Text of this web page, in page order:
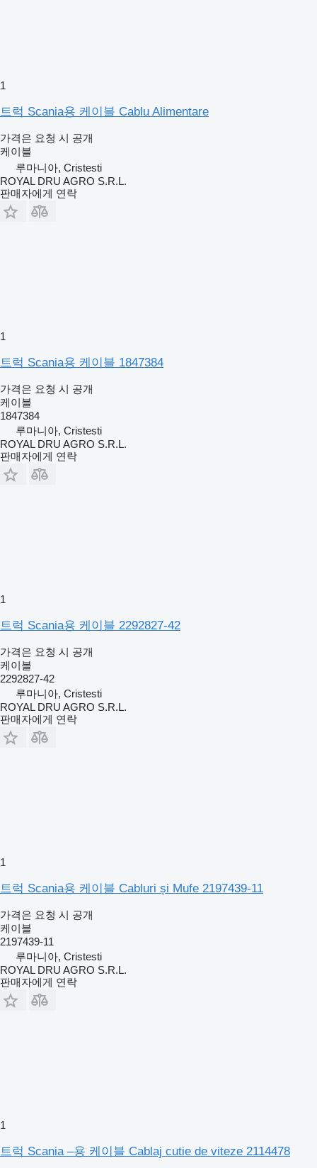
1
트럭 Scania용 케이블 Cablu Alimentare
가격은 요청 시 공개
케이블
루마니아, Cristesti
ROYAL DRU AGRO S.R.L.
판매자에게 연락
1
트럭 Scania용 케이블 1847384
가격은 요청 시 공개
케이블
1847384
루마니아, Cristesti
ROYAL DRU AGRO S.R.L.
판매자에게 연락
1
트럭 Scania용 케이블 2292827-42
가격은 요청 시 공개
케이블
2292827-42
루마니아, Cristesti
ROYAL DRU AGRO S.R.L.
판매자에게 연락
1
트럭 Scania용 케이블 Cabluri și Mufe 2197439-11
가격은 요청 시 공개
케이블
2197439-11
루마니아, Cristesti
ROYAL DRU AGRO S.R.L.
판매자에게 연락
1
트럭 Scania –용 케이블 Cablaj cutie de viteze 2114478